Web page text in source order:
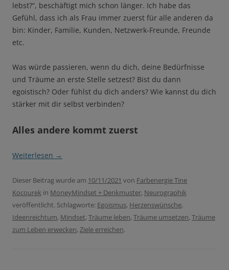
lebst?“, beschäftigt mich schon länger. Ich habe das
Gefühl, dass ich als Frau immer zuerst für alle anderen da
bin: Kinder, Familie, Kunden, Netzwerk-Freunde, Freunde
etc.
Was würde passieren, wenn du dich, deine Bedürfnisse
und Träume an erste Stelle setzest? Bist du dann
egoistisch? Oder fühlst du dich anders? Wie kannst du dich
stärker mit dir selbst verbinden?
Alles andere kommt zuerst
Weiterlesen →
Dieser Beitrag wurde am 10/11/2021 von Farbenergie Tine
Kocourek in MoneyMindset + Denkmuster, Neurographik
veröffentlicht. Schlagworte: Egoismus, Herzenswünsche,
Ideenreichtum, Mindset, Träume leben, Träume umsetzen, Träume
zum Leben erwecken, Ziele erreichen.